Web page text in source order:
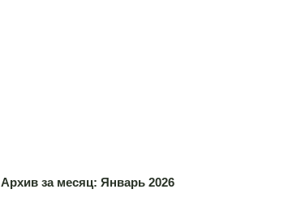
Архив за месяц: Январь 2026